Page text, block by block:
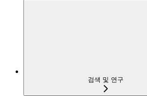
검색 및 연구